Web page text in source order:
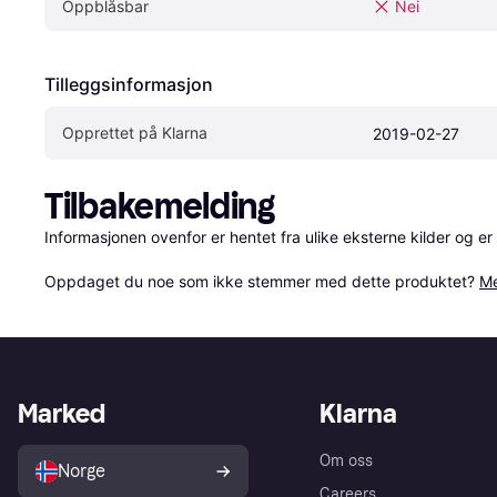
Oppblåsbar Nei
Tilleggsinformasjon
Opprettet på Klarna 2019-02-27
Tilbakemelding
Informasjonen ovenfor er hentet fra ulike eksterne kilder og
Oppdaget du noe som ikke stemmer med dette produktet?
Klarna
Om oss
Marked
Norge